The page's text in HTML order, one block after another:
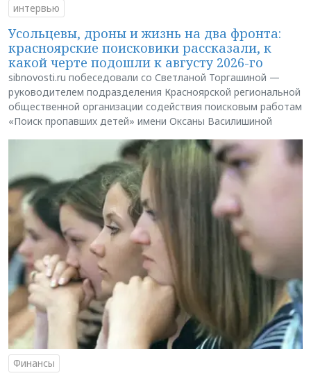
интервью
Усольцевы, дроны и жизнь на два фронта:
красноярские поисковики рассказали, к
какой черте подошли к августу 2026-го
sibnovosti.ru побеседовали со Светланой Торгашиной —
руководителем подразделения Красноярской региональной
общественной организации содействия поисковым работам
«Поиск пропавших детей» имени Оксаны Василишиной
Финансы